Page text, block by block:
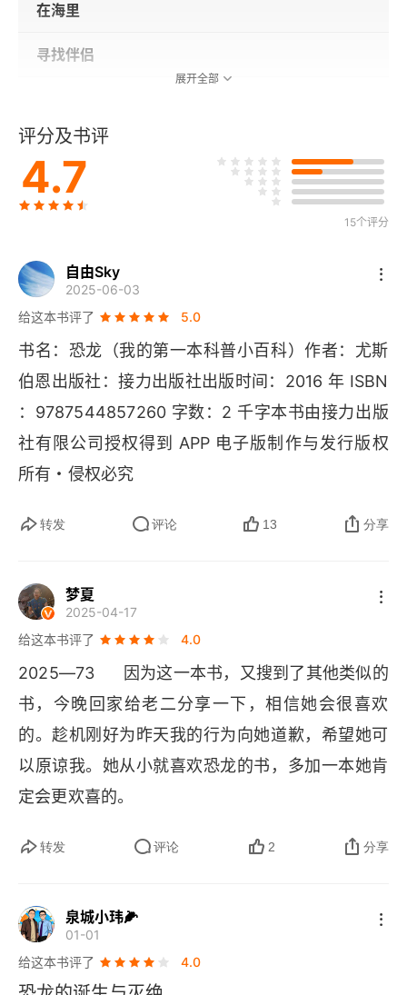
在海里
寻找伴侣
恐龙之王
恐龙的灭绝
今天的恐龙
恐龙的进化
展开全部
评分及书评
4.7
15个评分
自由Sky
2025-06-03
给这本书评了
5.0
书名：恐龙（我的第一本科普小百科）作者：尤斯
伯恩出版社：接力出版社出版时间：2016 年 ISBN
：9787544857260 字数：2 千字本书由接力出版
社有限公司授权得到 APP 电子版制作与发行版权
所有・侵权必究
转发 评论 13 分享
梦夏
2025-04-17
给这本书评了
4.0
2025—73      因为这一本书，又搜到了其他类似的
书，今晚回家给老二分享一下，相信她会很喜欢
的。趁机刚好为昨天我的行为向她道歉，希望她可
以原谅我。她从小就喜欢恐龙的书，多加一本她肯
定会更欢喜的。
转发 评论 2 分享
泉城小玮🌽
01-01
给这本书评了
4.0